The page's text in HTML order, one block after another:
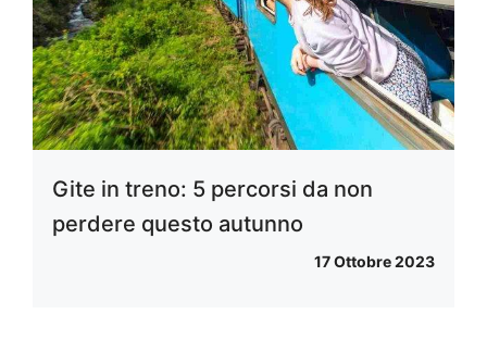
Gite in treno: 5 percorsi da non
perdere questo autunno
17 Ottobre 2023